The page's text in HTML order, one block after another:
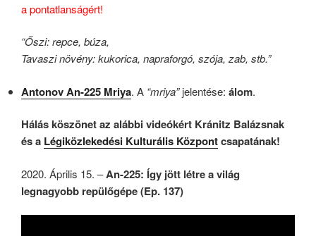
a pontatlanságért!
“Őszi: repce, búza,
Tavaszi növény: kukorica, napraforgó, szója, zab, stb.”
Antonov An-225 Mriya. A “mriya”jelentése: álom.
Hálás köszönet az alábbi videókért Kránitz Balázsnak
és a Légiközlekedési Kulturális Központcsapatának!
2020. Április 15. –An-225: Így jött létre a világ
legnagyobb repülőgépe (Ep. 137)